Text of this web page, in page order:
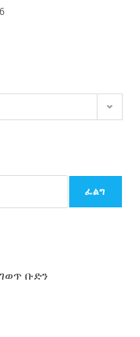
ፈልግ
ቡድን